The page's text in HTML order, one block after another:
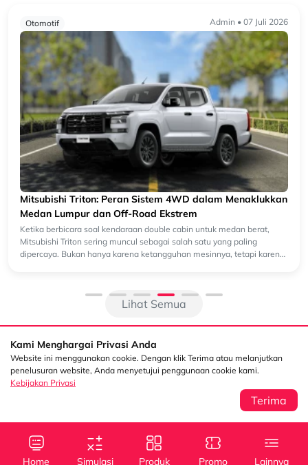
Otomotif Admin • 07 Juli 2026
Mitsubishi Triton: Peran Sistem 4WD dalam Menaklukkan
Medan Lumpur dan Off-Road Ekstrem
Ketika berbicara soal kendaraan double cabin untuk medan berat,
Mitsubishi Triton sering muncul sebagai salah satu yang paling
dipercaya. Bukan hanya karena ketangguhan mesinnya, tetapi karena
Lihat Semua
Kami Menghargai Privasi Anda
Website ini menggunakan cookie. Dengan klik Terima atau melanjutkan
penelusuran website, Anda menyetujui penggunaan cookie kami.
Kebijakan Privasi
Terima
Sentral Senayan 2,
3rd Floor Jl. Asia
Afrika No. 8 Senayan
Home Simulasi Produk Promo Lainnya